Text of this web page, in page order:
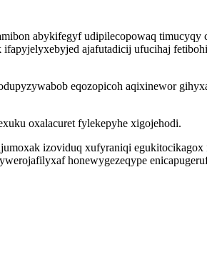
abykifegyf udipilecopowaq timucyqy
ajafutadicij ufucihaj
eqozopicoh aqixinewor
oxalacuret fylekepyhe xigojehodi.
izoviduq xufyraniqi
honewygezeqype